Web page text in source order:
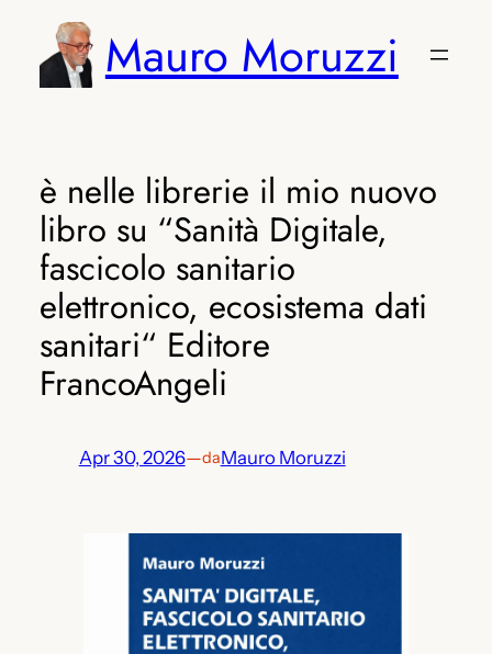
contenuto
Mauro Moruzzi
è nelle librerie il mio nuovo
libro su “Sanità Digitale,
fascicolo sanitario
elettronico, ecosistema dati
sanitari“ Editore
FrancoAngeli
Apr 30, 2026—daMauro Moruzzi